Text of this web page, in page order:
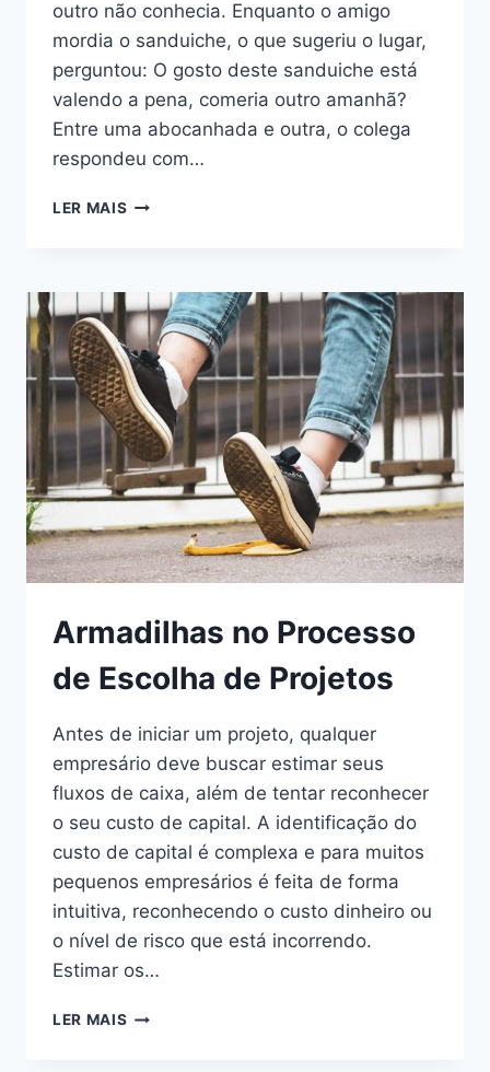
outro não conhecia. Enquanto o amigo
mordia o sanduiche, o que sugeriu o lugar,
perguntou: O gosto deste sanduiche está
valendo a pena, comeria outro amanhã?
Entre uma abocanhada e outra, o colega
respondeu com…
LER MAIS
Armadilhas no Processo
de Escolha de Projetos
Antes de iniciar um projeto, qualquer
empresário deve buscar estimar seus
fluxos de caixa, além de tentar reconhecer
o seu custo de capital. A identificação do
custo de capital é complexa e para muitos
pequenos empresários é feita de forma
intuitiva, reconhecendo o custo dinheiro ou
o nível de risco que está incorrendo.
Estimar os…
LER MAIS